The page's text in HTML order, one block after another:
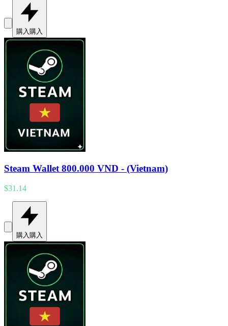
購入 購入
Steam Wallet 800.000 VND - (Vietnam)
$31.14
購入購入